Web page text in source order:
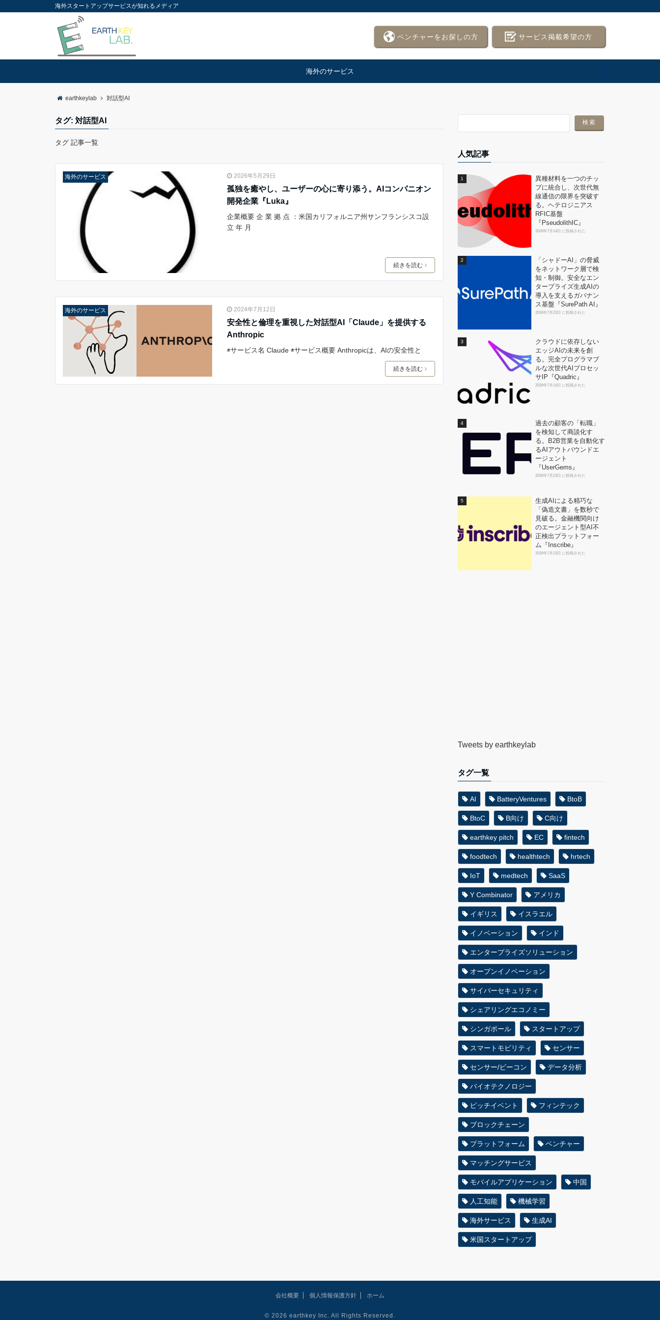
海外スタートアップサービスが知れるメディア
ベンチャーをお探しの方 サービス掲載希望の方
海外のサービス
earthkeylab 対話型AI
タグ: 対話型AI
タグ 記事一覧
海外のサービス 2026年5月29日
孤独を癒やし、ユーザーの心に寄り添う。AIコンパニオン
開発企業『Luka』
企業概要 企 業 拠 点 ：米国カリフォルニア州サンフランシスコ設
立 年 月
続きを読む
海外のサービス 2024年7月12日
安全性と倫理を重視した対話型AI「Claude」を提供する
Anthropic
◉サービス名 Claude ◉サービス概要 Anthropicは、AIの安全性と
続きを読む
人気記事
異種材料を一つのチッ
プに統合し、次世代無
線通信の限界を突破す
る。ヘテロジニアス
RFIC基盤
『PseudolithIC』
2026年7月14日 に投稿された
「シャドーAI」の脅威
をネットワーク層で検
知・制御。安全なエン
タープライズ生成AIの
導入を支えるガバナン
ス基盤『SurePath AI』
2026年7月23日 に投稿された
クラウドに依存しない
エッジAIの未来を創
る。完全プログラマブ
ルな次世代AIプロセッ
サIP『Quadric』
2026年7月14日 に投稿された
過去の顧客の「転職」
を検知して商談化す
る。B2B営業を自動化す
るAIアウトバウンドエ
ージェント
『UserGems』
2026年7月23日 に投稿された
生成AIによる精巧な
「偽造文書」を数秒で
見破る。金融機関向け
のエージェント型AI不
正検出プラットフォー
ム『Inscribe』
2026年7月13日 に投稿された
Tweets by earthkeylab
タグ一覧
AI BatteryVentures BtoB
BtoC B向け C向け
earthkey pitch EC fintech
foodtech healthtech hrtech
IoT medtech SaaS
Y Combinator アメリカ
イギリス イスラエル
イノベーション インド
エンタープライズソリューション
オープンイノベーション
サイバーセキュリティ
シェアリングエコノミー
シンガポール スタートアップ
スマートモビリティ センサー
センサー/ビーコン データ分析
バイオテクノロジー
ピッチイベント フィンテック
ブロックチェーン
プラットフォーム ベンチャー
マッチングサービス
モバイルアプリケーション 中国
人工知能 機械学習
海外サービス 生成AI
米国スタートアップ
会社概要 個人情報保護方針 ホーム
© 2026 earthkey Inc. All Rights Reserved.